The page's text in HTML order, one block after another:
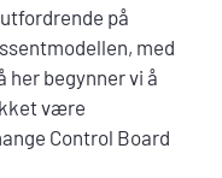
på
med
her begynner vi å
være
Control Board